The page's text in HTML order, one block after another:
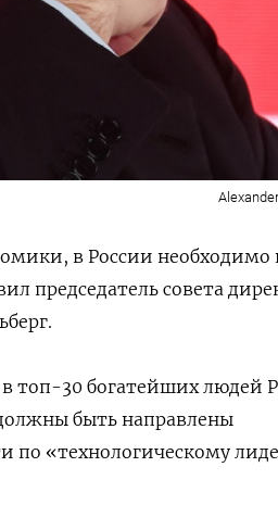
в России необходимо
председатель совета
топ-30 богатейших людей
быть направлены
по «технологическому